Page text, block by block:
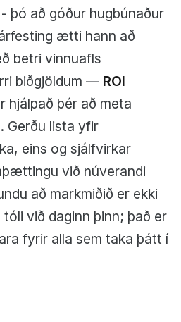
þó að góður hugbúnaður
ætti hann að
betri vinnuafls
biðgjöldum — ROI
hjálpað þér að meta
Gerðu lista yfir
eins og sjálfvirkar
við núverandi
að markmiðið er ekki
við daginn þinn; það er
fyrir alla sem taka þátt í